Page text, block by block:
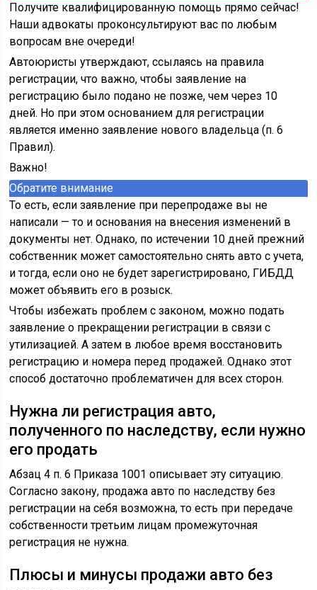
Получите квалифицированную помощь прямо сейчас!
Наши адвокаты проконсультируют вас по любым
вопросам вне очереди!
Автоюристы утверждают, ссылаясь на правила
регистрации, что важно, чтобы заявление на
регистрацию было подано не позже, чем через 10
дней. Но при этом основанием для регистрации
является именно заявление нового владельца (п. 6
Правил).
Важно!
Обратите внимание
То есть, если заявление при перепродаже вы не
написали — то и основания на внесения изменений в
документы нет. Однако, по истечении 10 дней прежний
собственник может самостоятельно снять авто с учета,
и тогда, если оно не будет зарегистрировано, ГИБДД
может объявить его в розыск.
Чтобы избежать проблем с законом, можно подать
заявление о прекращении регистрации в связи с
утилизацией. А затем в любое время восстановить
регистрацию и номера перед продажей. Однако этот
способ достаточно проблематичен для всех сторон.
Нужна ли регистрация авто,
полученного по наследству, если нужно
его продать
Абзац 4 п. 6 Приказа 1001 описывает эту ситуацию.
Согласно закону, продажа авто по наследству без
регистрации на себя возможна, то есть при передаче
собственности третьим лицам промежуточная
регистрация не нужна.
Плюсы и минусы продажи авто без